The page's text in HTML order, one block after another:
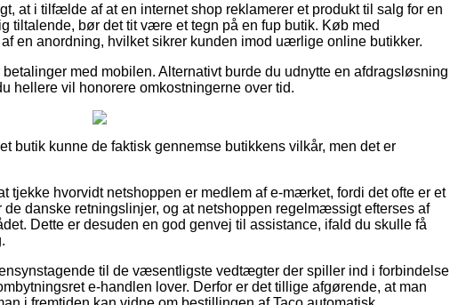
at i tilfælde af at en internet shop reklamerer et produkt til salg for en
tiltalende, bør det tit være et tegn på en fup butik. Køb med
en anordning, hvilket sikrer kunden imod uærlige online butikker.
med mobilen. Alternativt burde du udnytte en afdragsløsning
hellere vil honorere omkostningerne over tid.
butik kunne de faktisk gennemse butikkens vilkår, men det er
tjekke hvorvidt netshoppen er medlem af e-mærket, fordi det ofte er et
de danske retningslinjer, og at netshoppen regelmæssigt efterses af
Dette er desuden en god genvej til assistance, ifald du skulle få
til de væsentligste vedtægter der spiller ind i forbindelse
e-handlen lover. Derfor er det tillige afgørende, at man